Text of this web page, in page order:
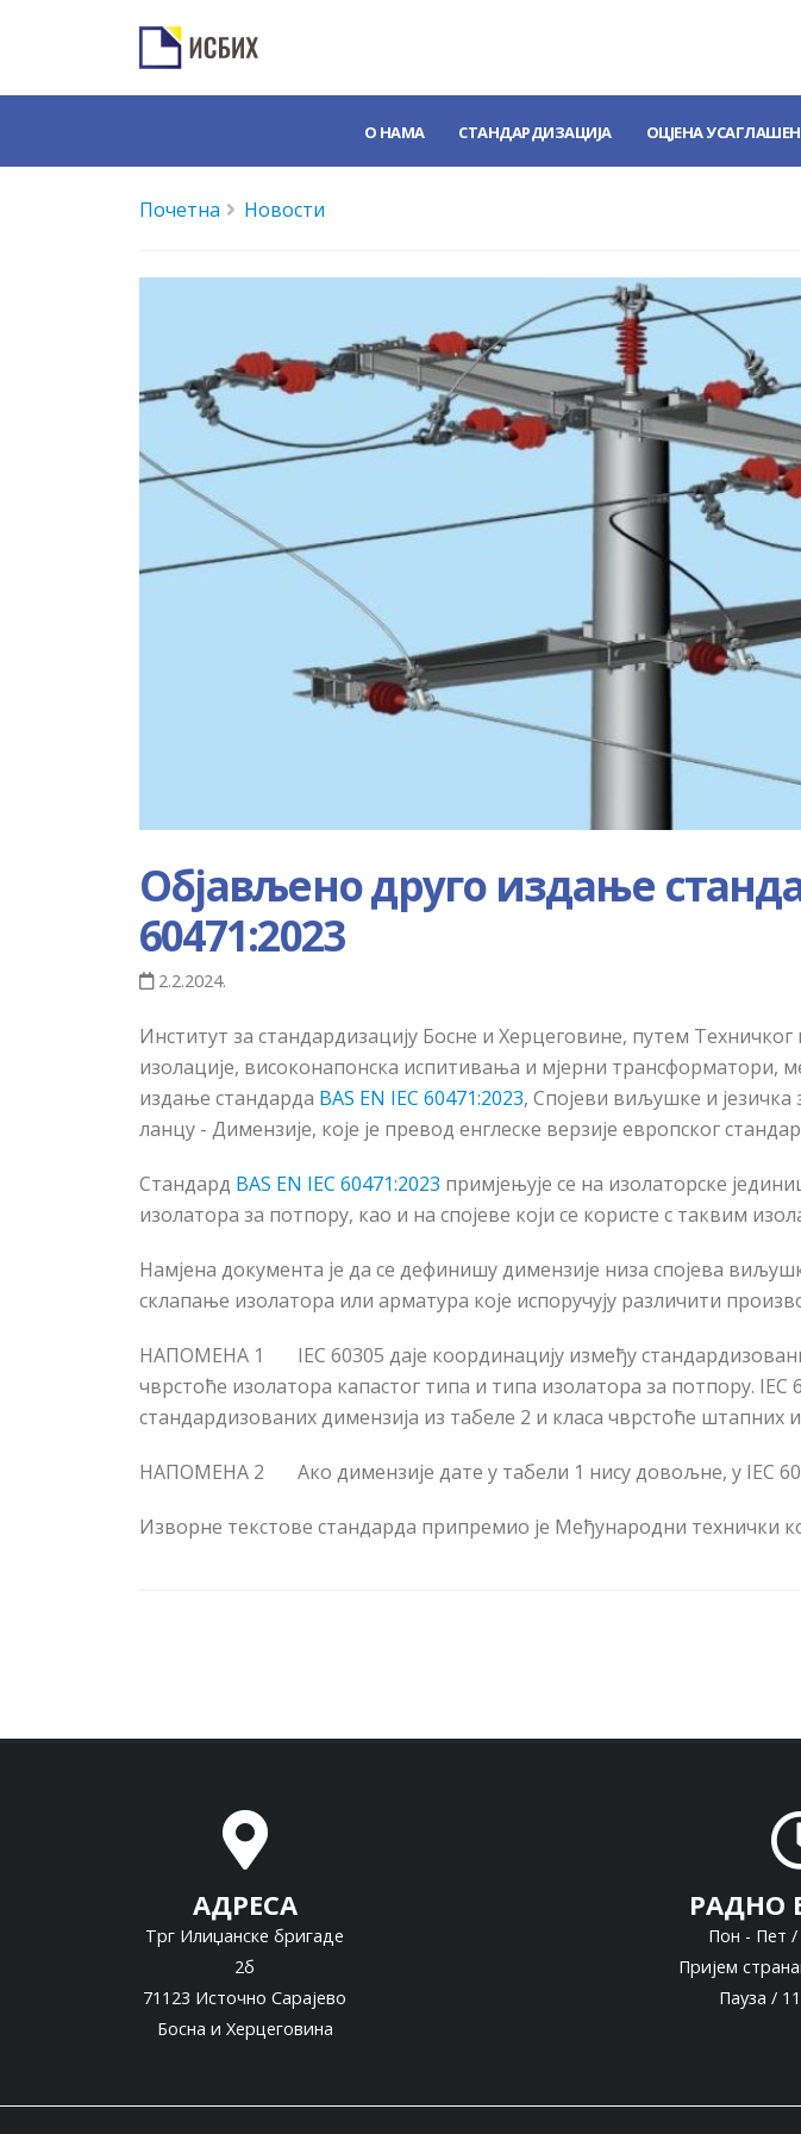
О НАМА СТАНДАРДИЗАЦИЈА ОЦЈЕНА
Почетна Новости
Објављено друго издање
60471:2023
2.2.2024.
Институт за стандардизацију Босне и Херцеговине, путем
изолације, високонапонска испитивања и мјерни трансформатори,
издање стандарда BAS EN IEC 60471:2023, Спојеви виљушке и језичка
ланцу - Димензије, које је превод енглеске верзије европског
Стандард BAS EN IEC 60471:2023 примјењује се на изолаторске
изолатора за потпору, као и на спојеве који се користе с таквим
Намјена документа је да се дефинишу димензије низа спојева
склапање изолатора или арматура које испоручују различити
НАПОМЕНА 1 IEC 60305 даје координацију између
чврстоће изолатора капастог типа и типа изолатора за потпору. IEC
стандардизованих димензија из табеле 2 и класа чврстоће штапних
НАПОМЕНА 2 Ако димензије дате у табели 1 нису довољне, у IEC
Изворне текстове стандарда припремио је Међународни технички
АДРЕСА
Трг Илиџанске бригаде
2б
71123 Источно Сарајево
Босна и Херцеговина
РАДНО
Пон - Пет /
Пријем
Пауза /